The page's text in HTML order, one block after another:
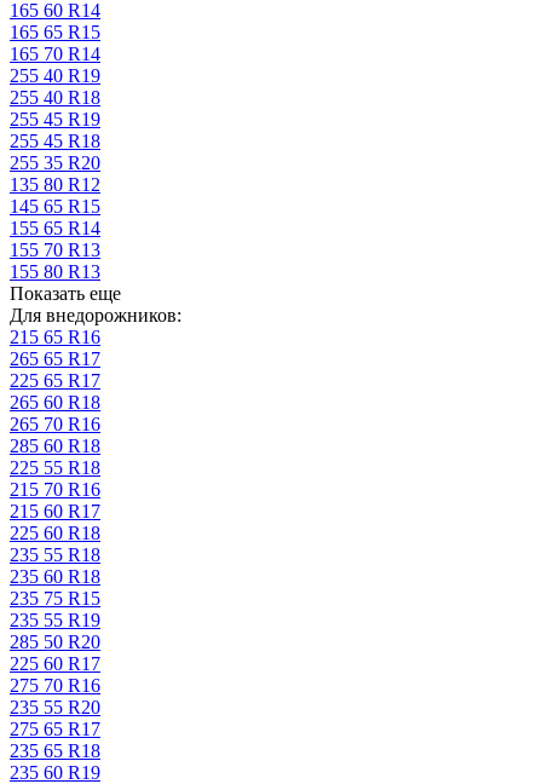
165 60 R14
165 65 R15
165 70 R14
255 40 R19
255 40 R18
255 45 R19
255 45 R18
255 35 R20
135 80 R12
145 65 R15
155 65 R14
155 70 R13
155 80 R13
Показать еще
Для внедорожников:
215 65 R16
265 65 R17
225 65 R17
265 60 R18
265 70 R16
285 60 R18
225 55 R18
215 70 R16
215 60 R17
225 60 R18
235 55 R18
235 60 R18
235 75 R15
235 55 R19
285 50 R20
225 60 R17
275 70 R16
235 55 R20
275 65 R17
235 65 R18
235 60 R19